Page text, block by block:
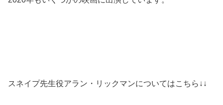
スネイプ先生役アラン・リックマンについてはこちら↓↓